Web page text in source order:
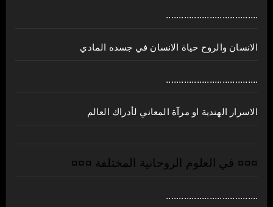
....................................
الانسان والروح حياة الانسان في جسده المادي
....................................
الاسرار الهندية او مرآة المعاني لأدراك العالم
¤¤¤ في العلوم الروحانية المختلفة ¤¤¤
....................................